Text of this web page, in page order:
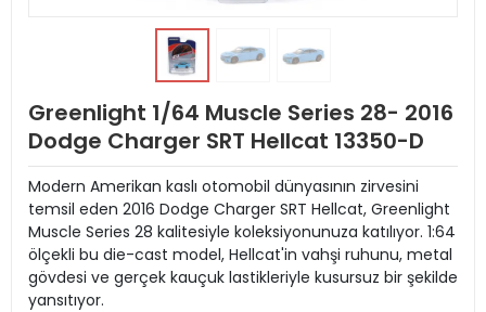
Greenlight 1/64 Muscle Series 28- 2016
Dodge Charger SRT Hellcat 13350-D
Modern Amerikan kaslı otomobil dünyasının zirvesini
temsil eden 2016 Dodge Charger SRT Hellcat, Greenlight
Muscle Series 28 kalitesiyle koleksiyonunuza katılıyor. 1:64
ölçekli bu die-cast model, Hellcat'in vahşi ruhunu, metal
gövdesi ve gerçek kauçuk lastikleriyle kusursuz bir şekilde
yansıtıyor.